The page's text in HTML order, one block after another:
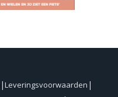
Leveringsvoorwaarden